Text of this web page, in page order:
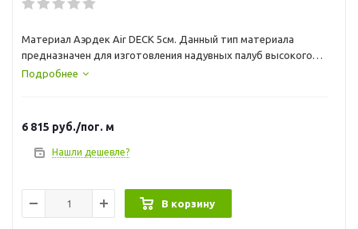
Материал Аэрдек Air DECK 5см. Данный тип материала
предназначен для изготовления надувных палуб высокого
давления и других элементов навесного оборудования с
синтетического PVC полотна, соединенных между собой
тысячами тонких капроновых нитей. Ширина рулона 2 м.
Подробнее
6 815 руб./пог. м
Нашли дешевле?
В корзину